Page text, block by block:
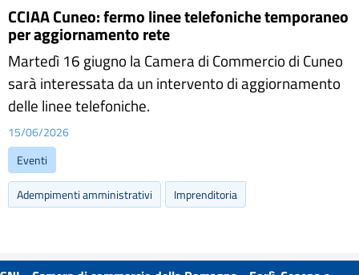
CCIAA Cuneo: fermo linee telefoniche temporaneo
per aggiornamento rete
Martedì 16 giugno la Camera di Commercio di Cuneo
sarà interessata da un intervento di aggiornamento
delle linee telefoniche.
15/06/2026
Eventi
Adempimenti amministrativi Imprenditoria